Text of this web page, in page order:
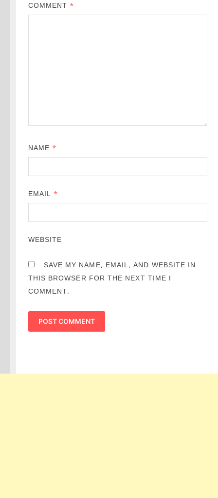
COMMENT *
NAME *
EMAIL *
WEBSITE
SAVE MY NAME, EMAIL, AND WEBSITE IN
THIS BROWSER FOR THE NEXT TIME I
COMMENT.